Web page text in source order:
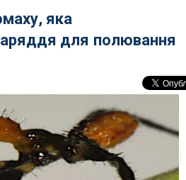
яка
для полювання